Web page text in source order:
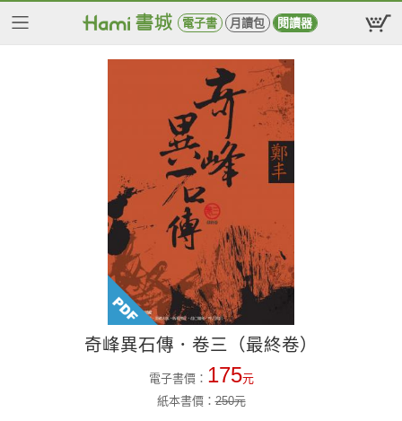
電子書 月讀包 閱讀器
奇峰異石傳．卷三（最終卷）
電子書價： 175元
紙本書價：250元